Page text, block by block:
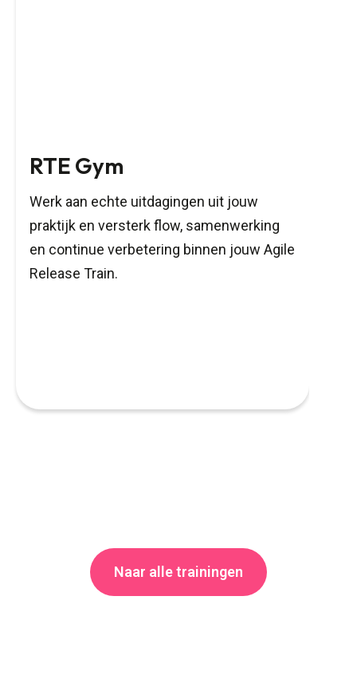
RTE Gym
Werk aan echte uitdagingen uit jouw
praktijk en versterk flow, samenwerking
en continue verbetering binnen jouw Agile
Release Train.
Naar alle trainingen